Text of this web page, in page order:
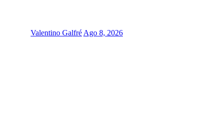
Valentino Galfré Ago 8, 2026